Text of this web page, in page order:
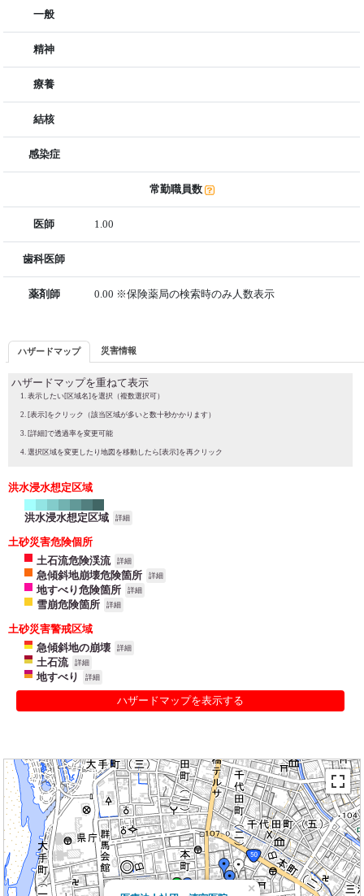
一般
精神
療養
結核
感染症
常勤職員数
医師 1.00
歯科医師
薬剤師 0.00 ※保険薬局の検索時のみ人数表示
ハザードマップ 災害情報
ハザードマップを重ねて表示
表示したい[区域名]を選択（複数選択可）
[表示]をクリック（該当区域が多いと数十秒かかります）
[詳細]で透過率を変更可能
選択区域を変更したり地図を移動したら[表示]を再クリック
洪水浸水想定区域
洪水浸水想定区域 詳細
土砂災害危険個所
土石流危険渓流
詳細
急傾斜地崩壊危険箇所 詳細
地すべり危険箇所 詳細
雪崩危険箇所 詳細
土砂災害警戒区域
急傾斜地の崩壊
詳細
土石流 詳細
地すべり 詳細
ハザードマップを表示する
×